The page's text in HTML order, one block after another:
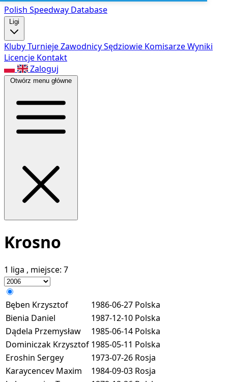
Polish Speedway Database
Ligi
KlubyTurniejeZawodnicySędziowie KomisarzeWyniki
Licencje Kontakt
Zaloguj
Otwórz menu główne
Krosno
1 liga , miejsce: 7
Bęben Krzysztof 1986-06-27 Polska
Bienia Daniel
1987-12-10 Polska
Dądela Przemysław
1985-06-14 Polska
Dominiczak Krzysztof 1985-05-11 Polska
Eroshin Sergey
1973-07-26 Rosja
Karaycencev Maxim
1984-09-03 Rosja